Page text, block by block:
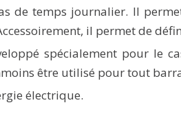
de temps journalier. Il
il permet de
spécialement pour le
être utilisé pour tout
électrique.